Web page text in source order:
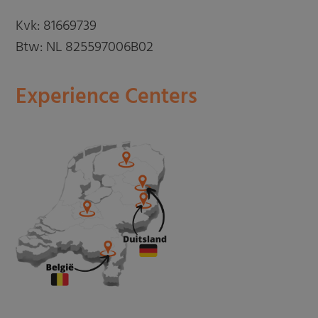
Kvk: 81669739
Btw: NL 825597006B02
Experience Centers